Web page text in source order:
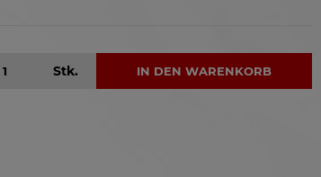
Stk. IN DEN WARENKORB